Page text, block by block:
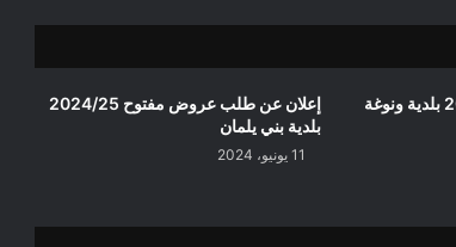
إعلان عن طلب عروض مفتوح 2024/25
بلدية بني يلمان
11 يونيو، 2024